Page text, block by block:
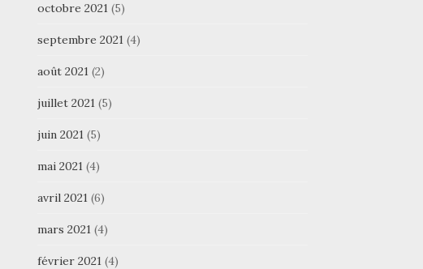
octobre 2021(5)
septembre 2021(4)
août 2021(2)
juillet 2021(5)
juin 2021(5)
mai 2021(4)
avril 2021(6)
mars 2021(4)
février 2021(4)